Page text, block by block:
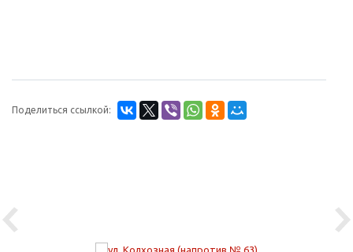
Поделиться ссылкой:
Previous